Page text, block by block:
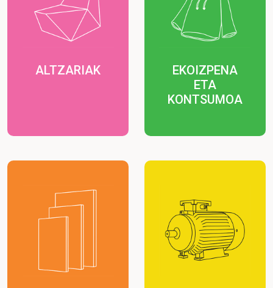
ALTZARIAK
EKOIZPENA
ETA
KONTSUMOA